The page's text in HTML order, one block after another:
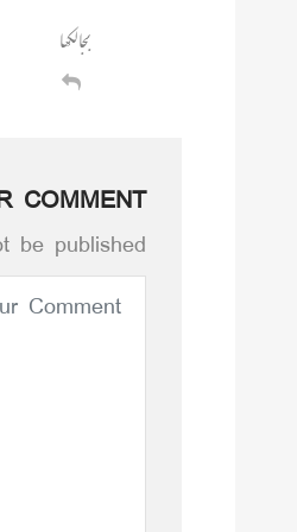
بجا لکھا
COMMENT
published.*